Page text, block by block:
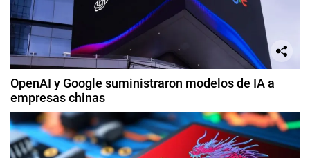
OpenAI y Google suministraron modelos de IA a
empresas chinas